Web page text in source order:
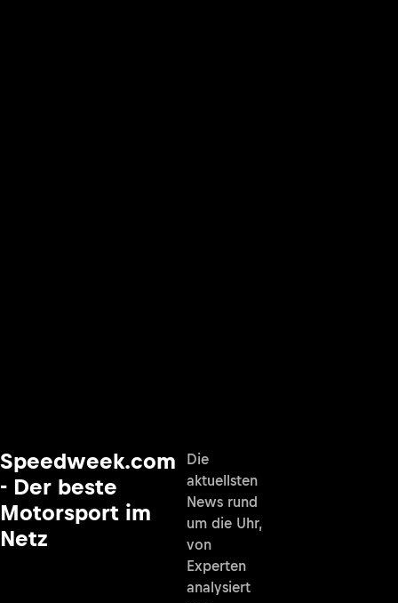
Speedweek.com
- Der beste
Motorsport im
Netz
Die
aktuellsten
News rund
um die Uhr,
von
Experten
analysiert